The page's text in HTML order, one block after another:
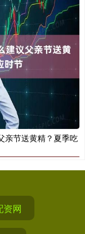
亲节送黄精？夏季吃
资网